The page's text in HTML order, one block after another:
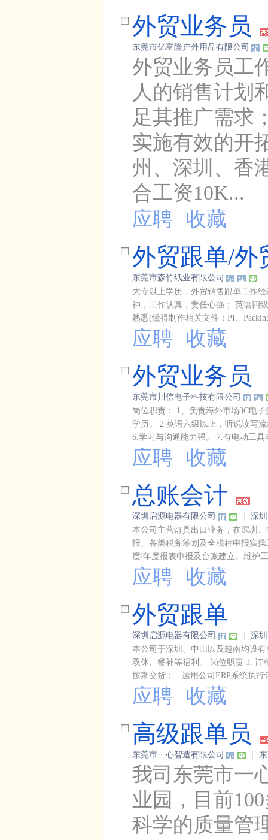
外贸业务员
东莞市亿富隆户外用品有限公司
外贸业务员工
人的销售计划
足其推广需求
实施有效的开
州、深圳、香
合工资10K...
应聘
收藏
外贸跟单/外
东莞市森竹纸业有限公司
大专以上学历，外贸销售跟单工作
神，工作认真，责任心强； 英语四
熟悉(懂得制作相关文件：PI、
应聘 收藏
外贸业务员
东莞市川信电子科技有限公司
岗位职责： 1、负责海外市场3C电
学历。 2.英语六级以上，听说读写
6.学习与沟通能力强。 7.有电动工
应聘 收藏
总账会计
深圳启源电器有限公司
深圳
本公司主营灯具出口业务，在深圳
报、各类税务筹划及全税种申报实
度/年度报表申报及台账建立、维护
应聘 收藏
外贸跟单
深圳启源电器有限公司
深圳
本公司于深圳、中山以及越南均设
双休、餐补等福利。 岗位职责 1. 订
按期交货； - 运用公司ERP系统执
应聘 收藏
高级跟单员
东莞市一心智造有限公司
我司东莞市一
业园，目前
科学的质量管